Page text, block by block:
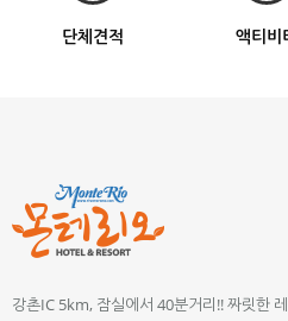
단체견적 액티비
강촌IC 5km, 잠실에서 40분거리!! 짜릿한